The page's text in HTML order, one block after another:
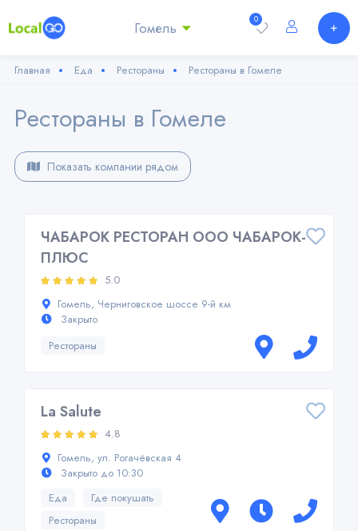
0
Гомель
Главная Еда Рестораны Рестораны в Гомеле
Рестораны в Гомеле
Показать компании рядом
ЧАБАРОК РЕСТОРАН ООО ЧАБАРОК-
ПЛЮС
5.0
Гомель, Черниговское шоссе 9-й км
Закрыто
Рестораны
La Salute
4.8
Гомель, ул. Рогачёвская 4
Закрыто до 10:30
Еда
Где покушать
Рестораны